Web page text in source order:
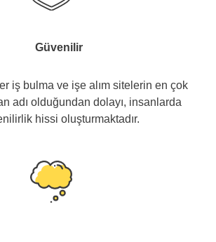
Güvenilir
iş bulma ve işe alım sitelerin en çok
adı olduğundan dolayı, insanlarda
hissi oluşturmaktadır.